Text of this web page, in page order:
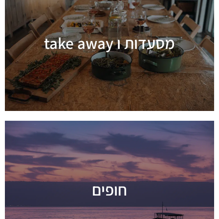
מסעדות ו take awayמידע נוסף